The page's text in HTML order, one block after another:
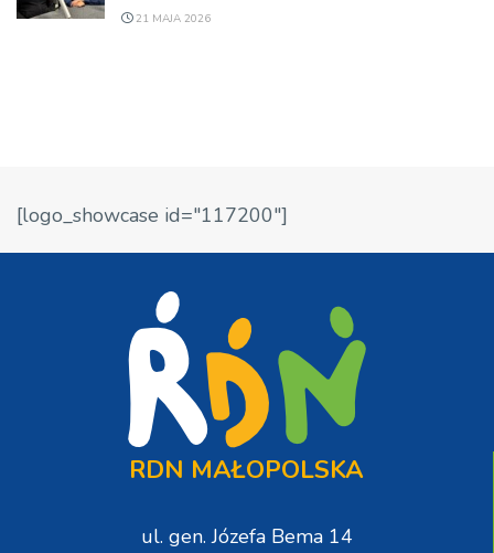
21 MAJA 2026
[logo_showcase id="117200"]
RDN MAŁOPOLSKA
ul. gen. Józefa Bema 14